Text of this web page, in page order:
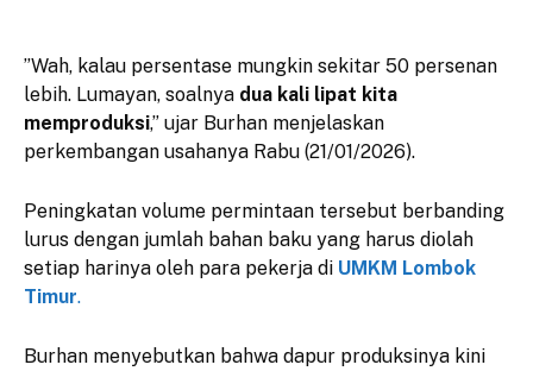
​”Wah, kalau persentase mungkin sekitar 50 persenan
lebih. Lumayan, soalnya dua kali lipat kita
memproduksi,” ujar Burhan menjelaskan
perkembangan usahanya Rabu (21/01/2026).
​Peningkatan volume permintaan tersebut berbanding
lurus dengan jumlah bahan baku yang harus diolah
setiap harinya oleh para pekerja di UMKM Lombok
Timur.
​Burhan menyebutkan bahwa dapur produksinya kini